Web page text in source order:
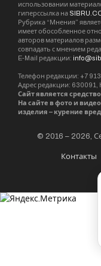
использовании
гиперссылка на
Рубрика “Мнения”
имеет обособленное
авторов материалов
совпадать с мнением
E-Mail редакции:
Телефон редакции: +7
Адрес редакции: 630091,
Сайт является
На сайте в фото и
изделия – курение
© 2016 – 2026,
Контакты